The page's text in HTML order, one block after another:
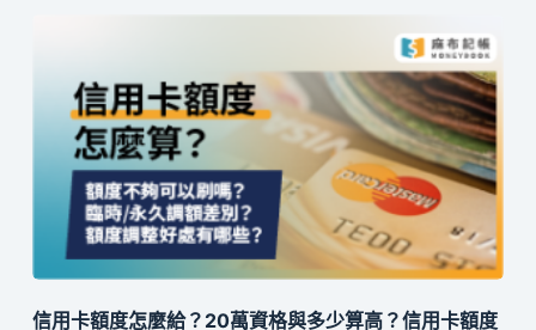
信用卡額度怎麼給？20萬資格與多少算高？信用卡額度